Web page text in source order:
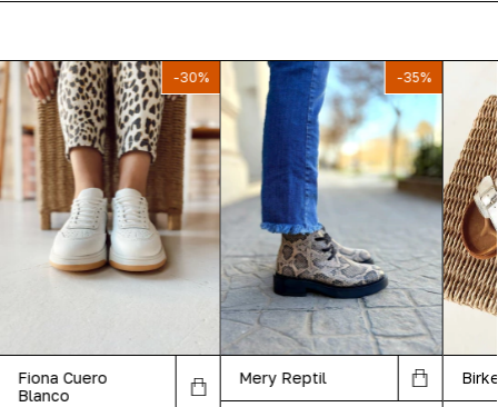
-30%
Fiona Cuero
Blanco
-35%
Mery Reptil